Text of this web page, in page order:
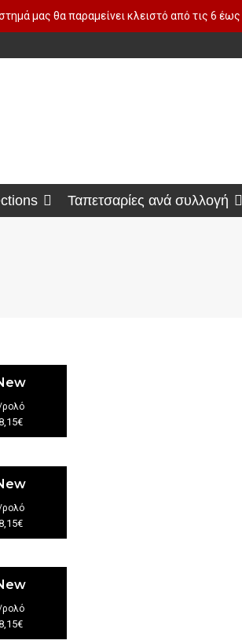
μας θα παραμείνει κλειστό από τις 6
Ταπετσαρίες ανά συλλογή
/ρολό